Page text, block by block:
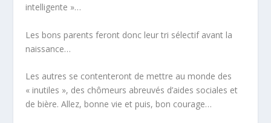
intelligente »…
Les bons parents feront donc leur tri sélectif avant la
naissance…
Les autres se contenteront de mettre au monde des
« inutiles », des chômeurs abreuvés d’aides sociales et
de bière. Allez, bonne vie et puis, bon courage…